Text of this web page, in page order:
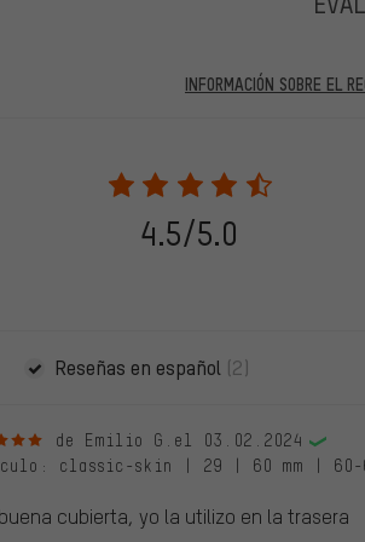
INFORMACIÓN SOBRE EL
solo se publicarán evaluaciones verificadas, lo
desbloqueamos la evaluación después de
llevan una marca verde, que se aplica a
2022. Se incluyeron también evaluaciones
en nuestra tienda. Estos comentarios no
4.5/5.0
Reseñas en español (2)
5 estrellas
de Emilio G. el 03.02.2024
: classic-skin | 29 | 60 mm | 60-
cubierta, yo la utilizo en la trasera